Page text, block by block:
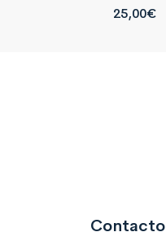
25,00€
Contacto